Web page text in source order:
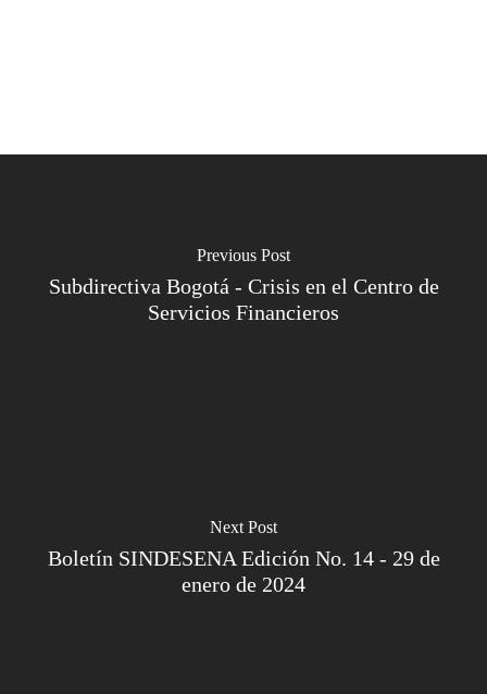
Previous Post
Subdirectiva Bogotá - Crisis en el Centro de
Servicios Financieros
Next Post
Boletín SINDESENA Edición No. 14 - 29 de
enero de 2024